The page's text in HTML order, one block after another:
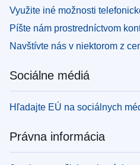
Využite iné možnosti
Píšte nám prostredníctvom
Navštívte nás v niektorom z
Sociálne médiá
Hľadajte EÚ na sociálnych
Právna informácia